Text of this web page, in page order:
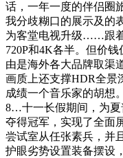
话，一年一度的伴侣圈
我分歧糊口的展示及的
为客堂电视升级……跟
720P和4K各半。但价
由是海外各大品牌取渠
画质上还支撑HDR全景
成绩一个音乐家的胡想
8…十一长假期间，为夏
夺得冠军，实现了全
尝试室从任张素兵，并
护眼劣势设置装备摆设